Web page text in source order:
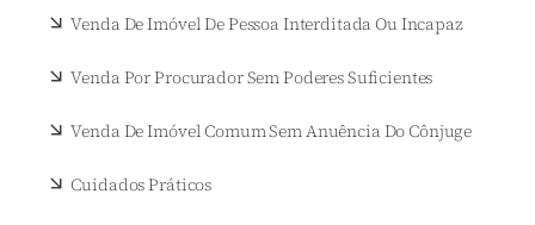
Venda De Imóvel De Pessoa Interditada Ou Incapaz
Venda Por Procurador Sem Poderes Suficientes
Venda De Imóvel Comum Sem Anuência Do Cônjuge
Cuidados Práticos